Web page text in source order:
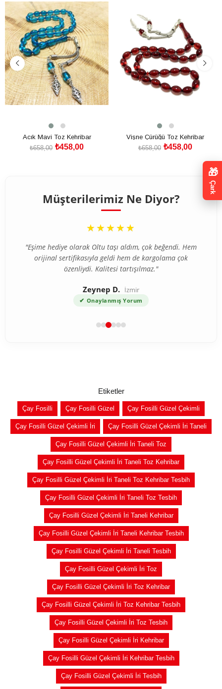
%30İndirim
Acık Mavi Toz Kehribar
₺458,00
₺658,00
Vişne Çürüğü Toz Kehribar
₺458,00
₺658,00
Müşterilerimiz Ne Diyor?
“
★★★★★
"Eşime hediye olarak Oltu taşı aldım, çok beğendi. Hem
orijinal sertifikasıyla geldi hem de kargolama çok
özenliydi. Kalitesi tartışılmaz."
Zeynep D. İzmir
✔ Onaylanmış Yorum
“
★★★★★
"İlk defa internetten tesbih aldım ve tereddütlerim vardı
ama ürün beklediğimden çok daha kaliteli çıktı. Gümüş
püskül detayı harika."
Ahmet T. Bursa
✔ Onaylanmış Yorum
Etiketler
Çay Fosilli Çay Fosilli Güzel Çay Fosilli Güzel Çekimli
Çay Fosilli Güzel Çekimli İri Çay Fosilli Güzel Çekimli İri Taneli
Çay Fosilli Güzel Çekimli İri Taneli Toz
Çay Fosilli Güzel Çekimli İri Taneli Toz Kehribar
Çay Fosilli Güzel Çekimli İri Taneli Toz Kehribar Tesbih
Çay Fosilli Güzel Çekimli İri Taneli Toz Tesbih
Çay Fosilli Güzel Çekimli İri Taneli Kehribar
Çay Fosilli Güzel Çekimli İri Taneli Kehribar Tesbih
Çay Fosilli Güzel Çekimli İri Taneli Tesbih
Çay Fosilli Güzel Çekimli İri Toz
Çay Fosilli Güzel Çekimli İri Toz Kehribar
Çay Fosilli Güzel Çekimli İri Toz Kehribar Tesbih
Çay Fosilli Güzel Çekimli İri Toz Tesbih
Çay Fosilli Güzel Çekimli İri Kehribar
Çay Fosilli Güzel Çekimli İri Kehribar Tesbih
Çay Fosilli Güzel Çekimli İri Tesbih
🎁
Çark